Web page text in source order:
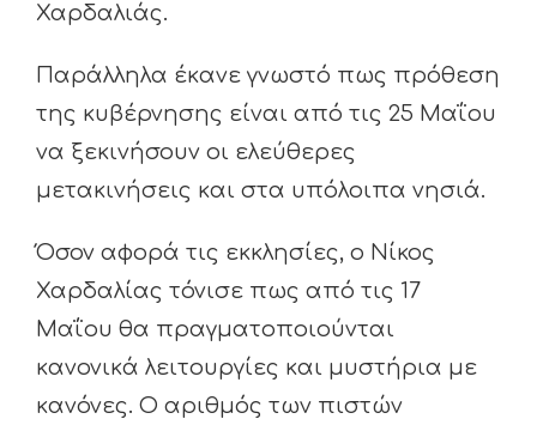
Χαρδαλιάς.
Παράλληλα έκανε γνωστό πως πρόθεση
της κυβέρνησης είναι από τις 25 Μαΐου
να ξεκινήσουν οι ελεύθερες
μετακινήσεις και στα υπόλοιπα νησιά.
Όσον αφορά τις εκκλησίες, ο Νίκος
Χαρδαλίας τόνισε πως από τις 17
Μαΐου θα πραγματοποιούνται
κανονικά λειτουργίες και μυστήρια με
κανόνες. Ο αριθμός των πιστών